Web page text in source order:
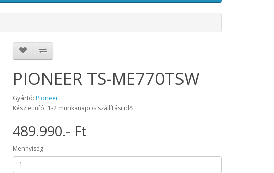
PIONEER TS-ME770TSW
Gyártó: Pioneer
Készletinfó: 1-2 munkanapos szállítási idő
489.990.- Ft
Mennyiség